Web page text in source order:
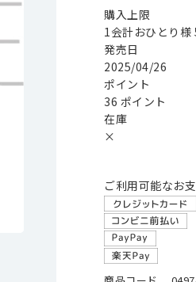
購入上限
1会計おひとり様
発売日
2025/04/26
ポイント
36 ポイント
在庫
×
ご利用可能なお